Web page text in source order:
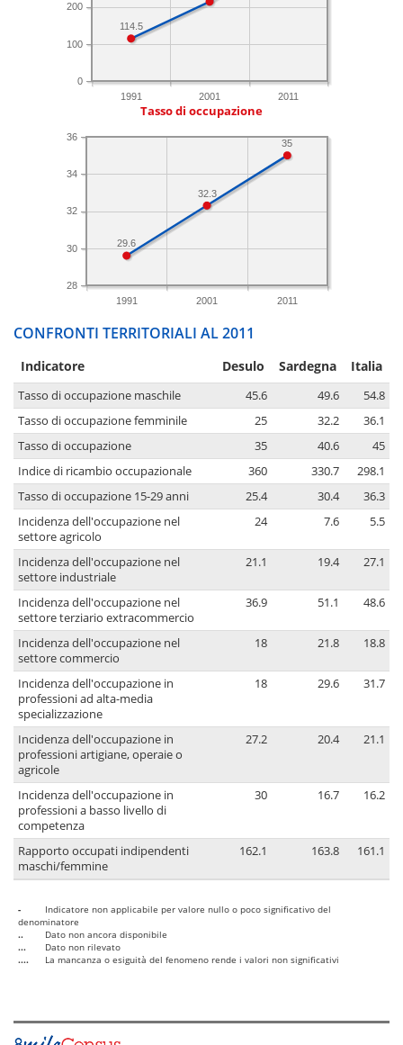
1991 2001 2011
0
100
200
114.5
Tasso di occupazione
1991 2001 2011
28
30
32
34
36
35
32.3
29.6
CONFRONTI TERRITORIALI AL 2011
Indicatore Desulo Sardegna Italia
Tasso di occupazione maschile 45.6 49.6
54.8
Tasso di occupazione femminile
25 32.2
36.1
Tasso di occupazione
35 40.6
45
Indice di ricambio occupazionale
360 330.7
298.1
Tasso di occupazione 15-29 anni
25.4 30.4
36.3
Incidenza dell'occupazione nel
settore agricolo
24 7.6 5.5
Incidenza dell'occupazione nel
settore industriale
21.1 19.4 27.1
Incidenza dell'occupazione nel
settore terziario extracommercio
36.9 51.1 48.6
Incidenza dell'occupazione nel
settore commercio
18 21.8 18.8
Incidenza dell'occupazione in
professioni ad alta-media
specializzazione
18 29.6 31.7
Incidenza dell'occupazione in
professioni artigiane, operaie o
agricole
27.2 20.4 21.1
Incidenza dell'occupazione in
professioni a basso livello di
competenza
30 16.7 16.2
Rapporto occupati indipendenti
maschi/femmine
162.1 163.8 161.1
-
Indicatore non applicabile per valore nullo o poco significativo del
denominatore
..
Dato non ancora disponibile
...
Dato non rilevato
....
La mancanza o esiguità del fenomeno rende i valori non significativi